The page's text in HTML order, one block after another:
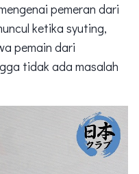
pemeran dari
ketika syuting,
pemain dari
tidak ada masalah